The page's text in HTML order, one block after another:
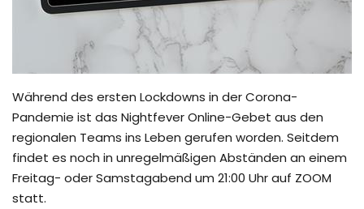
Während des ersten Lockdowns in der Corona-
Pandemie ist das Nightfever Online-Gebet aus den
regionalen Teams ins Leben gerufen worden. Seitdem
findet es noch in unregelmäßigen Abständen an einem
Freitag- oder Samstagabend um 21:00 Uhr auf ZOOM
statt.